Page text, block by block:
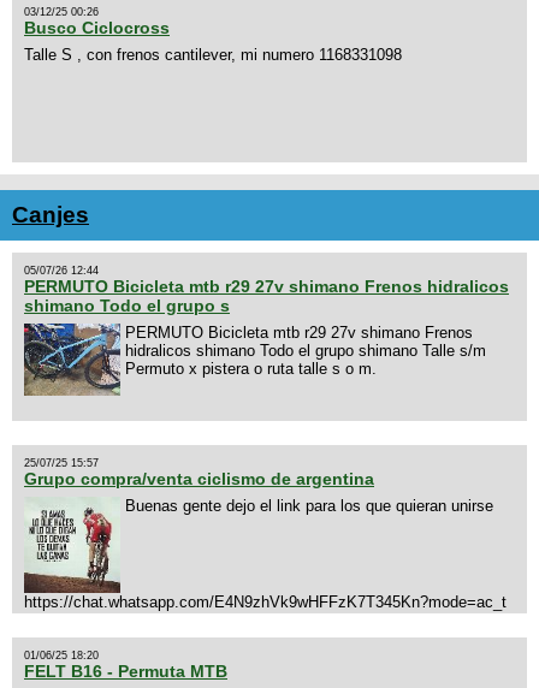
03/12/25 00:26
Busco Ciclocross
Talle S , con frenos cantilever, mi numero 1168331098
Canjes
05/07/26 12:44
PERMUTO Bicicleta mtb r29 27v shimano Frenos hidralicos
shimano Todo el grupo s
PERMUTO Bicicleta mtb r29 27v shimano Frenos
hidralicos shimano Todo el grupo shimano Talle s/m
Permuto x pistera o ruta talle s o m.
25/07/25 15:57
Grupo compra/venta ciclismo de argentina
Buenas gente dejo el link para los que quieran unirse
https://chat.whatsapp.com/E4N9zhVk9wHFFzK7T345Kn?mode=ac_t
01/06/25 18:20
FELT B16 - Permuta MTB